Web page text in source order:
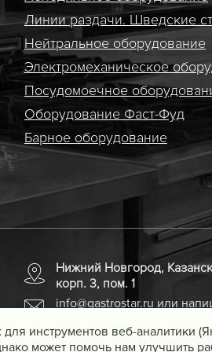
Линии раздачи. Шведские
Нейтральное оборудование
Электро­механическое
Посудомоечное
Оборудование Фаст-Фуд
Барное оборудование
Нижний Новгород,
корп. 3, пом. 1
info@gastrostar.ru или
инструментов веб-аналитики
может помочь нам улучшить